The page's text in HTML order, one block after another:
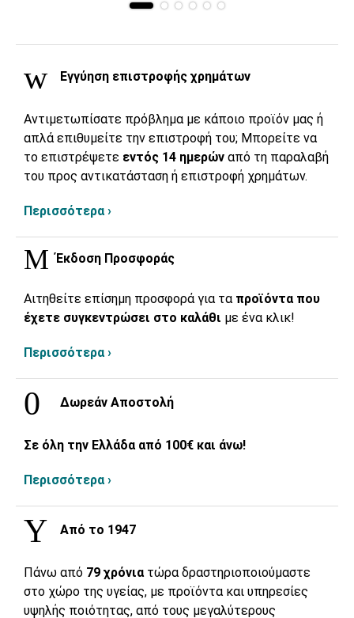
Εγγύηση επιστροφής χρημάτων
Αντιμετωπίσατε πρόβλημα με κάποιο προϊόν μας ή
απλά επιθυμείτε την επιστροφή του; Μπορείτε να
το επιστρέψετε εντός 14 ημερών από τη παραλαβή
του προς αντικατάσταση ή επιστροφή χρημάτων.
Περισσότερα ›
Έκδοση Προσφοράς
Αιτηθείτε επίσημη προσφορά για τα προϊόντα που
έχετε συγκεντρώσει στο καλάθι με ένα κλικ!
Περισσότερα ›
Δωρεάν Αποστολή
Σε όλη την Ελλάδα από 100€ και άνω!
Περισσότερα ›
Από το 1947
Πάνω από 79 χρόνια τώρα δραστηριοποιούμαστε
στο χώρο της υγείας, με προϊόντα και υπηρεσίες
υψηλής ποιότητας, από τους μεγαλύτερους